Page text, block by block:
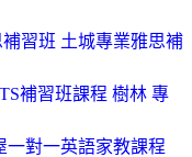
習班 土城專業雅思補
補習班課程 樹林 專
一對一英語家教課程